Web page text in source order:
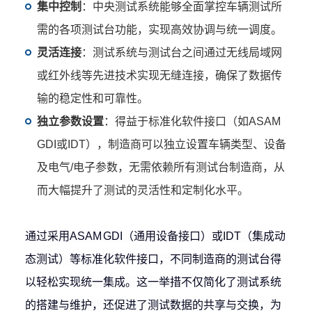
集中控制 ：中央测试系统能够全面掌控车辆测试所
需的各项测试台功能，实现高效协调与统一调度。
灵活连接：测试系统与测试台之间通过无线局域网
或红外线等先进技术实现无缝连接，确保了数据传
输的稳定性和可靠性。
独立参数设置：得益于标准化软件接口（如ASAM
GDI或IDT），制造商可以独立设置车辆类型、设备
及电气/电子参数，无需依赖所有测试台制造商，从
而大幅提升了测试的灵活性和定制化水平。
通过采用ASAM GDI（通用设备接口）或IDT（集成动
态测试）等标准化软件接口，不同制造商的测试台得
以轻松实现统一集成。这一举措不仅简化了测试系统
的搭建与维护，还促进了测试数据的共享与交换，为